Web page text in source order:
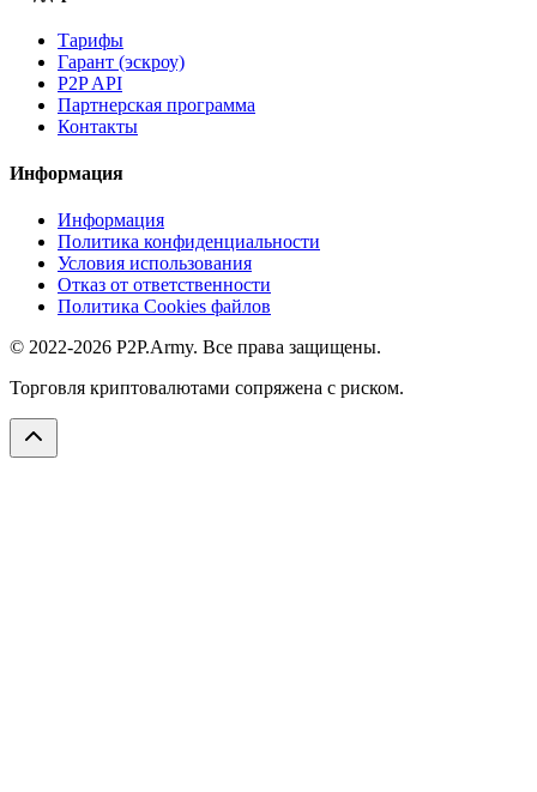
Тарифы
Гарант (эскроу)
P2P API
Партнерская программа
Контакты
Информация
Информация
Политика конфиденциальности
Условия использования
Отказ от ответственности
Политика Cookies файлов
© 2022-2026 P2P.Army. Все права защищены.
Торговля криптовалютами сопряжена с риском.